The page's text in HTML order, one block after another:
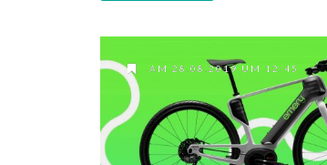
AM 28.08.2019 UM 12:45